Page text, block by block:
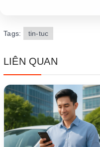
Tags: tin-tuc
LIÊN QUAN